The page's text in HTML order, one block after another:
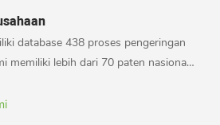
database 438 proses pengeringan
memiliki lebih dari 70 paten nasional